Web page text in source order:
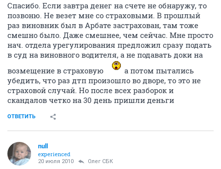
Спасибо. Если завтра денег на счете не обнаружу, то
позвоню. Не везет мне со страховыми. В прошлый
раз виновник был в Арбате застрахован, там тоже
смешно было. Даже смешнее, чем сейчас. Мне просто
нач. отдела урегулирования предложил сразу подать
в суд на виновного водителя, а не подавать доки на
возмещение в страховую
а потом пытались
убедить, что раз дтп произошло во дворе, то это не
страховой случай. Но после всех разборок и
скандалов четко на 30 день пришли деньги
ОТВЕТИТЬ
null
experienced
20 июля 2010 Олег СБК